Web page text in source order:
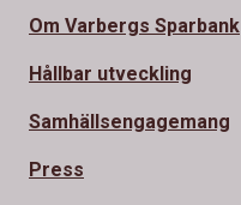
Om Varbergs Sparbank
Hållbar utveckling
Samhällsengagemang
Press